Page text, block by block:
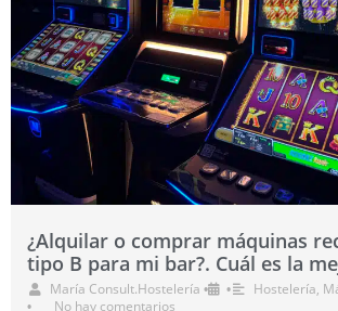
¿Alquilar o comprar máquinas
tipo B para mi bar?. Cuál es la
María Consult.Hostelería • • Hostelería,
• No hay comentarios